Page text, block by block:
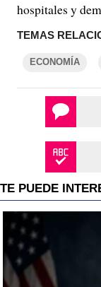
hospitales y
TEMAS
ECONOMÍA